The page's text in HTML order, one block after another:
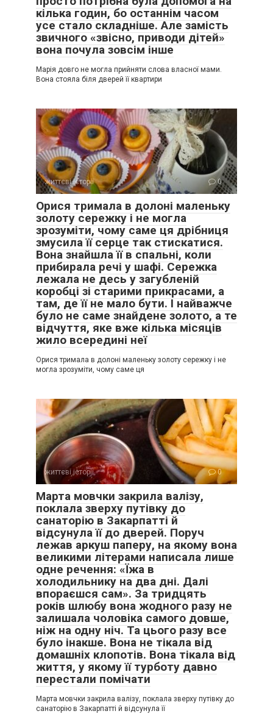
кілька годин, бо останнім часом
усе стало складніше. Але замість
звичного «звісно, приводи дітей»
вона почула зовсім інше
Марія довго не могла прийняти слова власної мами.
Вона стояла біля дверей її квартири
життєві історії 0
Орися тримала в долоні маленьку
золоту сережку і не могла
зрозуміти, чому саме ця дрібниця
змусила її серце так стискатися.
Вона знайшла її в спальні, коли
прибирала речі у шафі. Сережка
лежала не десь у загубленій
коробці зі старими прикрасами, а
там, де її не мало бути. І найважче
було не саме знайдене золото, а те
відчуття, яке вже кілька місяців
жило всередині неї
Орися тримала в долоні маленьку золоту сережку і не
могла зрозуміти, чому саме ця
життєві історії 0
Марта мовчки закрила валізу,
поклала зверху путівку до
санаторію в Закарпатті й
відсунула її до дверей. Поруч
лежав аркуш паперу, на якому вона
великими літерами написала лише
одне речення: «Їжа в
холодильнику на два дні. Далі
впораєшся сам». За тридцять
років шлюбу вона жодного разу не
залишала чоловіка самого довше,
ніж на одну ніч. Та цього разу все
було інакше. Вона не тікала від
домашніх клопотів. Вона тікала від
життя, у якому її турботу давно
перестали помічати
Марта мовчки закрила валізу, поклала зверху путівку до
санаторію в Закарпатті й відсунула її